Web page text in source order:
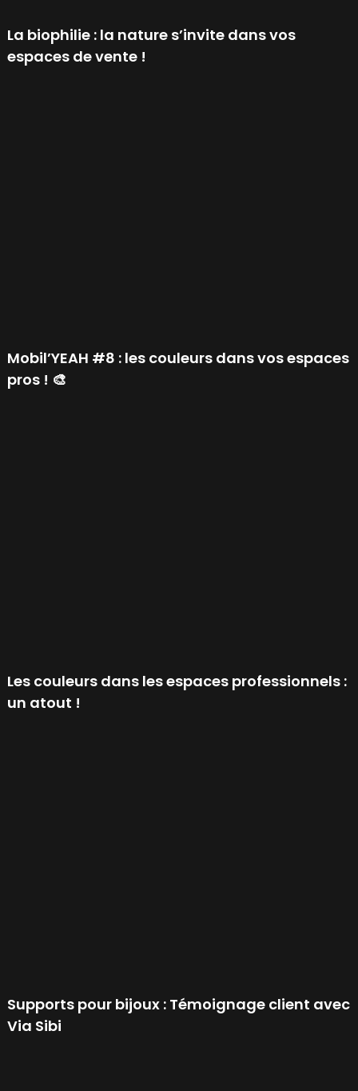
La biophilie : la nature s’invite dans vos
espaces de vente !
Mobil’YEAH #8 : les couleurs dans vos espaces
pros ! 🎨
Les couleurs dans les espaces professionnels :
un atout !
Supports pour bijoux : Témoignage client avec
Via Sibi